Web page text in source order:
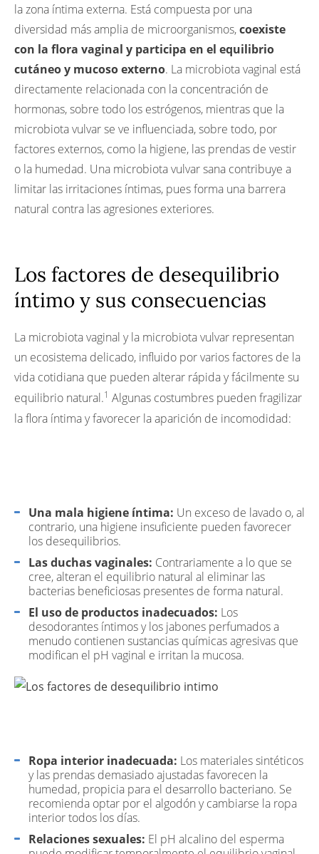
la zona íntima externa. Está compuesta por una
diversidad más amplia de microorganismos,coexiste
con la flora vaginal y participa en el equilibrio
cutáneo y mucoso externo. La microbiota vaginal está
directamente relacionada con la concentración de
hormonas, sobre todo los estrógenos, mientras que la
microbiota vulvar se ve influenciada, sobre todo, por
factores externos, como la higiene, las prendas de vestir
o la humedad. Una microbiota vulvar sana contribuye a
limitar las irritaciones íntimas, pues forma una barrera
natural contra las agresiones exteriores.
Los factores de desequilibrio
íntimo y sus consecuencias
La microbiota vaginal y la microbiota vulvar representan
un ecosistema delicado, influido por varios factores de la
vida cotidiana que pueden alterar rápida y fácilmente su
equilibrio natural.1 Algunas costumbres pueden fragilizar
la flora íntima y favorecer la aparición de incomodidad:
Una mala higiene íntima: Un exceso de lavado o, al
contrario, una higiene insuficiente pueden favorecer
los desequilibrios.
Las duchas vaginales: Contrariamente a lo que se
cree, alteran el equilibrio natural al eliminar las
bacterias beneficiosas presentes de forma natural.
El uso de productos inadecuados: Los
desodorantes íntimos y los jabones perfumados a
menudo contienen sustancias químicas agresivas que
modifican el pH vaginal e irritan la mucosa.
Ropa interior inadecuada: Los materiales sintéticos
y las prendas demasiado ajustadas favorecen la
humedad, propicia para el desarrollo bacteriano. Se
recomienda optar por el algodón y cambiarse la ropa
interior todos los días.
Relaciones sexuales: El pH alcalino del esperma